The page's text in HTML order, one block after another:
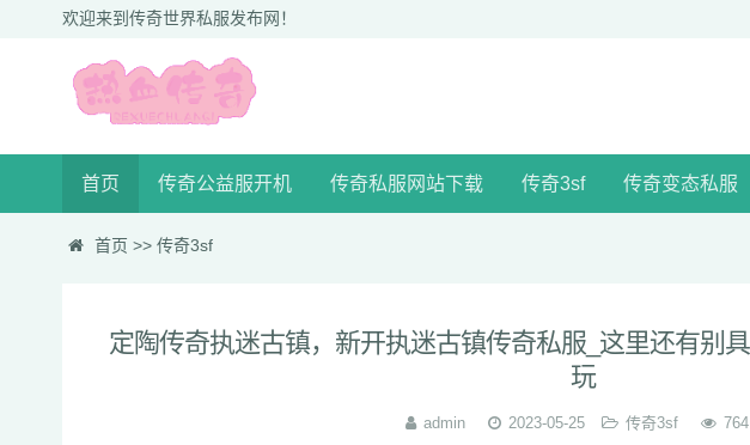
欢迎来到传奇世界私服发布网！
首页 传奇公益服开机 传奇私服网站下载 传奇3sf 传奇变态私服
首页 >> 传奇3sf
定陶传奇执迷古镇，新开执迷古镇传奇私服_这里还有别
玩
admin 2023-05-25 传奇3sf 764